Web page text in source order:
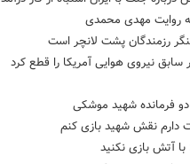
روایت مهدی محمدی
رزمندگان پشت لانچر است
سابق نیروی هوایی آمریکا را قطع کرد
دو فرمانده شهید موشکی
دارم نقش شهید بازی کنم
آتش بازی نکنید